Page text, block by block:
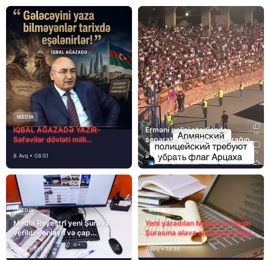
MEDİA
İQBAL AĞAZADƏ YAZIR-
Səfəvilər dövləti milli
8 Avq • 08:51
Erməni polisi stadionda
separatçı “Artsax”ın bayrağını
müsadirə etdi və…
8 Avq • 08:39
MEDİA
Media Reyestri yeni Şuraya
verildi – onlayn və çap
mediasını nə gözləyir?
7 Avq • 15:14
MEDİA
Yeni yaradılan Media və Yayım
Şurasına əlavə olaraq bu hüquq
və vəzifələr də verilib
7 Avq • 14:38